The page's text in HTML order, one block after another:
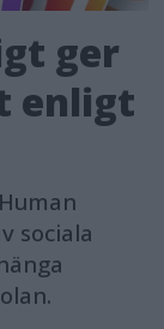
ger
enligt
sociala